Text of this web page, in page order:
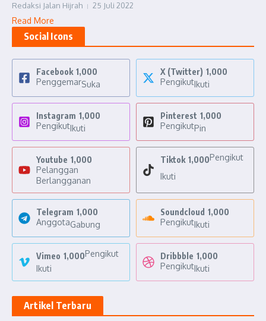
Redaksi Jalan Hijrah 25 Juli 2022
Read More
Social Icons
Facebook 1,000
PenggemarSuka
X (Twitter) 1,000
PengikutIkuti
Instagram 1,000
PengikutIkuti
Pinterest 1,000
PengikutPin
Youtube 1,000
Pelanggan
Berlangganan
Tiktok 1,000Pengikut
Ikuti
Telegram 1,000
AnggotaGabung
Soundcloud 1,000
PengikutIkuti
Vimeo 1,000Pengikut
Ikuti
Dribbble 1,000
PengikutIkuti
Artikel Terbaru